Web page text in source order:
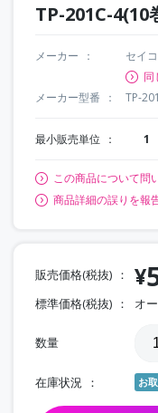
TP-201C-4(10
メーカー
セイ
同
メーカー型番
TP-
最小販売単位 1
この商品について問
商品詳細の誤りを報
販売価格(税抜) ¥
標準価格(税抜) オ
数量
在庫状況 お